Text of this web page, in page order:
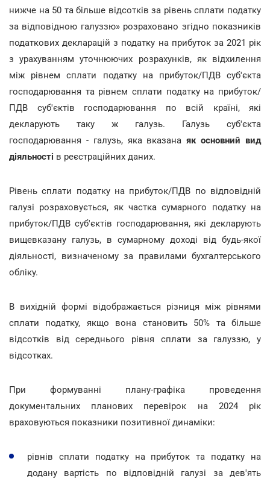
нижче на 50 та більше відсотків за рівень сплати податку
за відповідною галуззю» розраховано згідно показників
податкових декларацій з податку на прибуток за 2021 рік
з урахуванням уточнюючих розрахунків, як відхилення
між рівнем сплати податку на прибуток/ПДВ суб'єкта
господарювання та рівнем сплати податку на прибуток/
ПДВ суб'єктів господарювання по всій країні, які
декларують таку ж галузь. Галузь суб'єкта
господарювання - галузь, яка вказанаяк основний вид
діяльності в реєстраційних даних.
Рівень сплати податку на прибуток/ПДВ по відповідній
галузі розраховується, як частка сумарного податку на
прибуток/ПДВ суб'єктів господарювання, які декларують
вищевказану галузь, в сумарному доході від будь-якої
діяльності, визначеному за правилами бухгалтерського
обліку.
В вихідній формі відображається різниця між рівнями
сплати податку, якщо вона становить 50% та більше
відсотків від середнього рівня сплати за галуззю, у
відсотках.
При формуванні плану-графіка проведення
документальних планових перевірок на 2024 рік
враховуються показники позитивної динаміки:
рівнів сплати податку на прибуток та податку на
додану вартість по відповідній галузі за дев'ять